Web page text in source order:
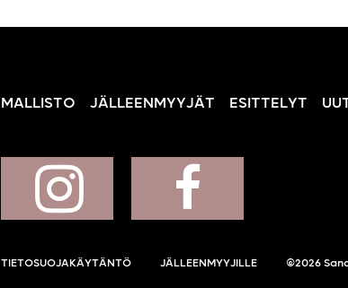
MALLISTO JÄLLEENMYYJÄT ESITTELYT
TIETOSUOJAKÄYTÄNTÖ JÄLLEENMYYJILLE ©2026